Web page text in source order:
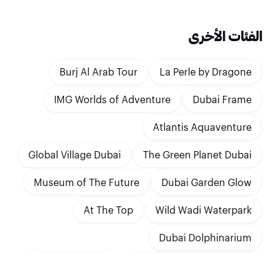
الفئات الأخرى
La Perle by Dragone
Burj Al Arab Tour
Dubai Frame
IMG Worlds of Adventure
Atlantis Aquaventure
The Green Planet Dubai
Global Village Dubai
Dubai Garden Glow
Museum of The Future
Wild Wadi Waterpark
At The Top
Dubai Dolphinarium